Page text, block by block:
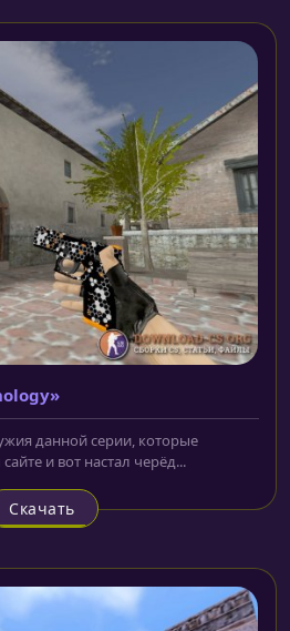
данной серии, которые
и вот настал черёд...
Скачать